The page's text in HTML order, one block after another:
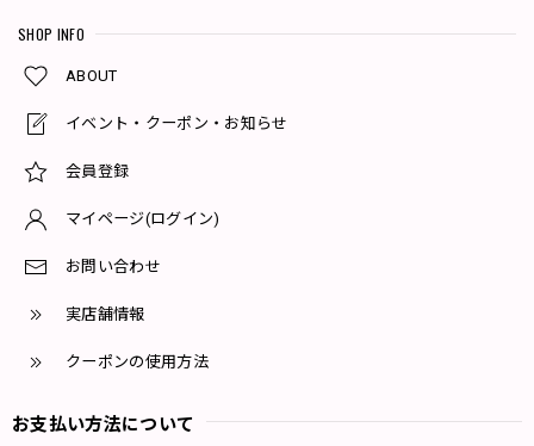
SHOP INFO
ABOUT
イベント・クーポン・お知らせ
会員登録
マイページ(ログイン)
お問い合わせ
実店舗情報
クーポンの使用方法
お支払い方法について